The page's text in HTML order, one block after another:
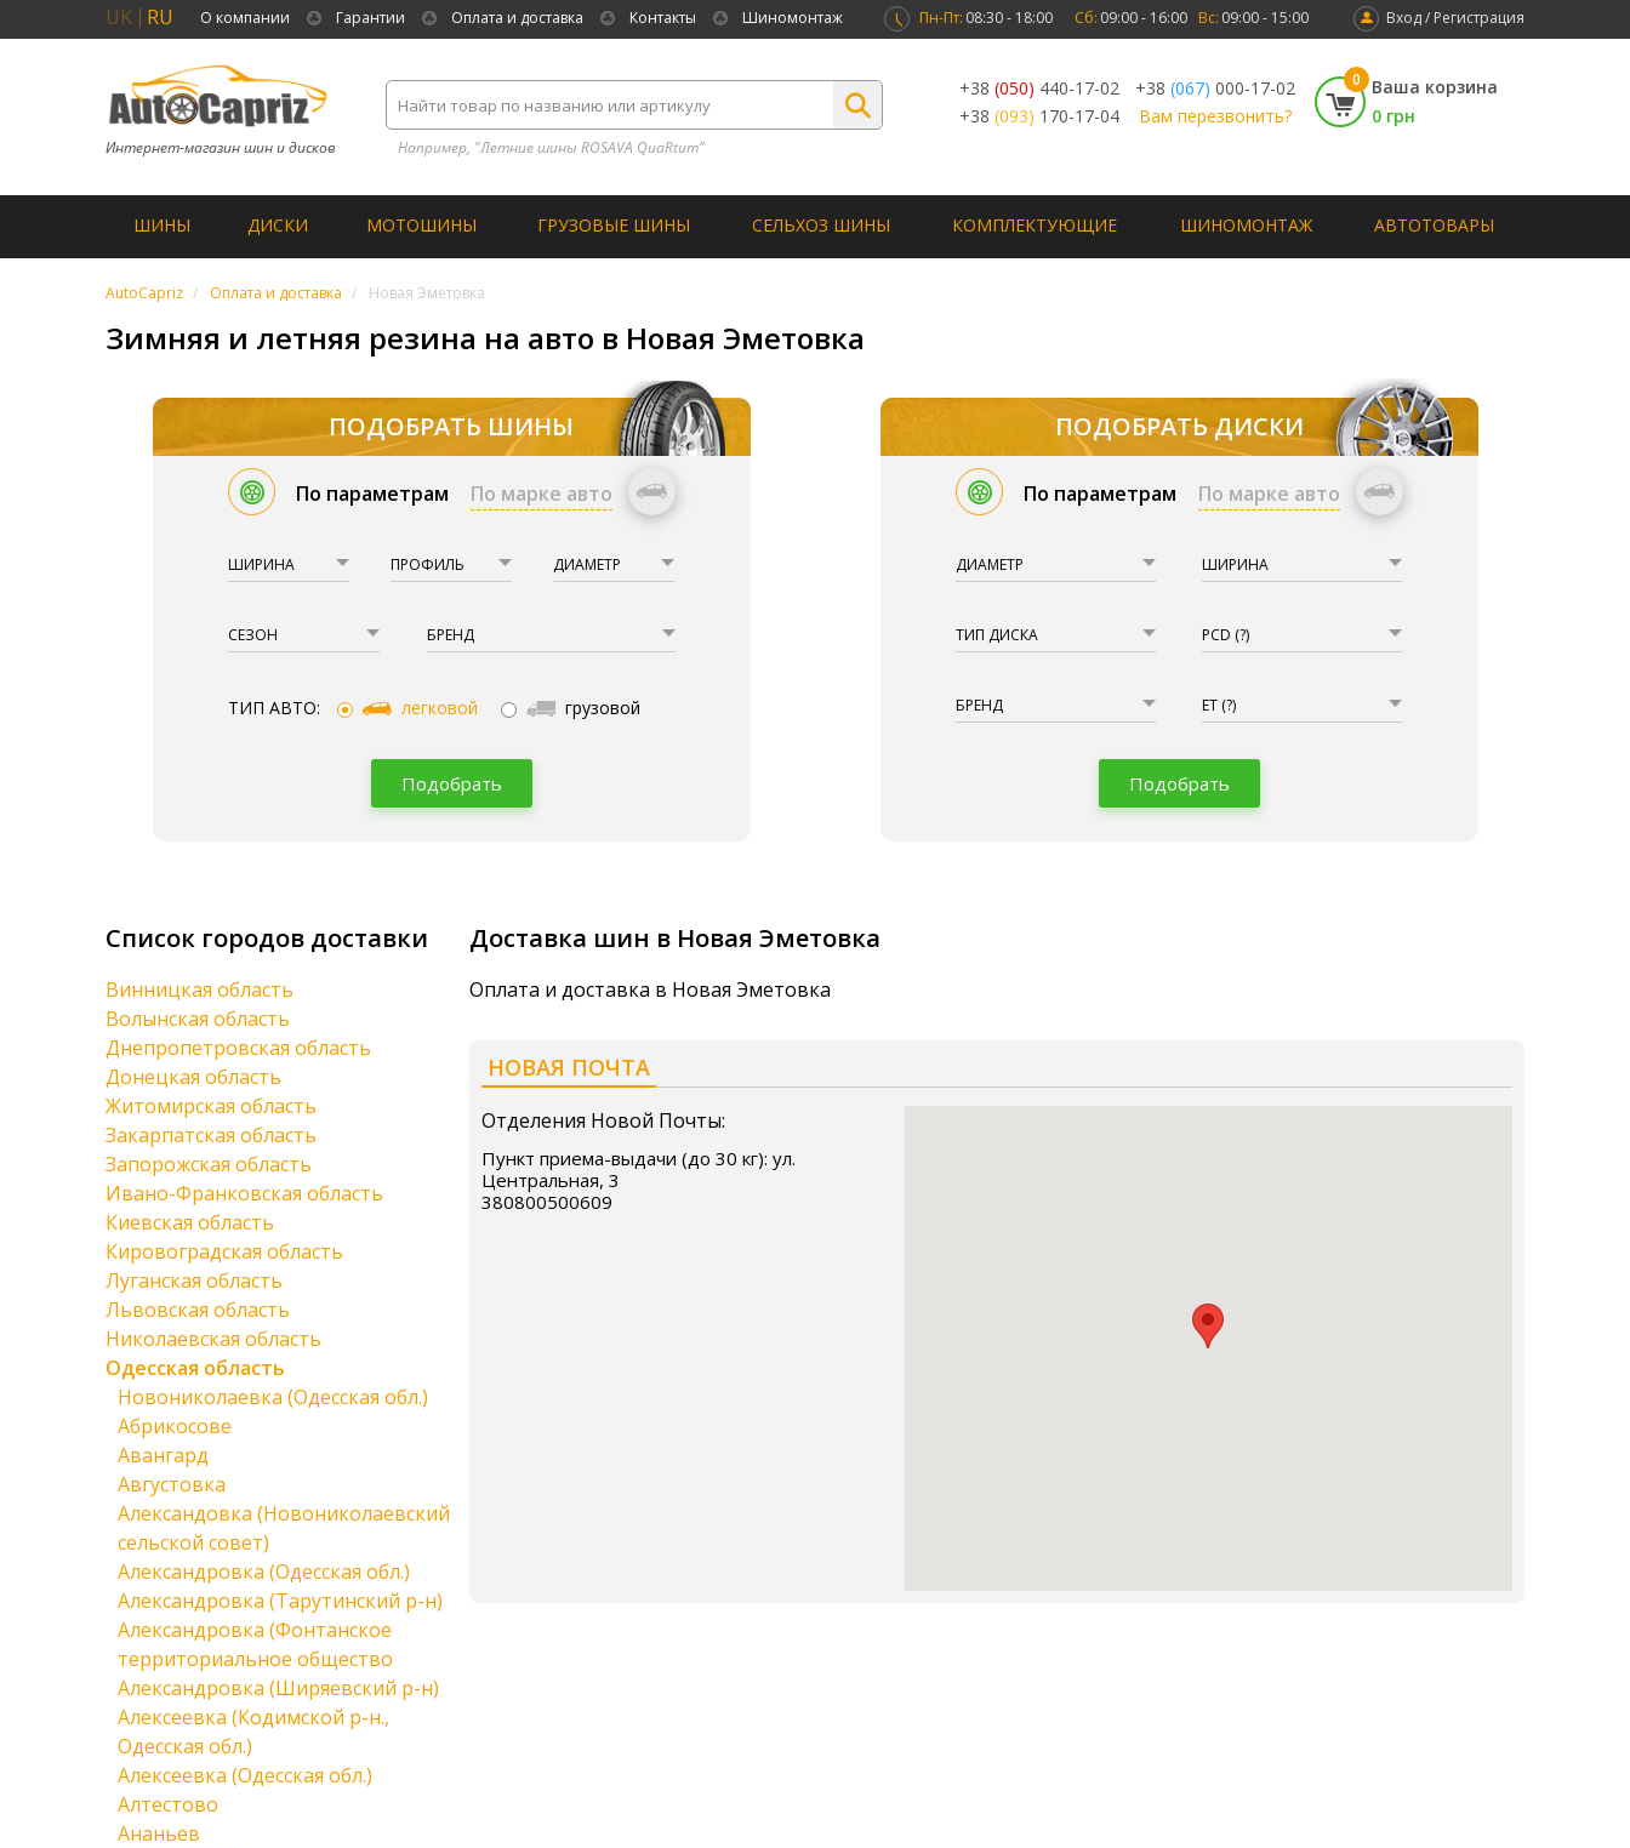
UK RU О компании Гарантии Оплата и доставка Контакты Шиномонтаж Вход / Регистрация
Пн-Пт: 08:30 - 18:00 Сб: 09:00 - 16:00 Вс: 09:00 - 15:00
Интернет-магазин шин и дисков Например, "Летние шины ROSAVA QuaRtum”
+38 (050) 440-17-02 +38 (067) 000-17-02
+38 (093) 170-17-04 Вам перезвонить?
0
Ваша корзина
0 грн
ШИНЫ ДИСКИ МОТОШИНЫ ГРУЗОВЫЕ ШИНЫ СЕЛЬХОЗ ШИНЫ КОМПЛЕКТУЮЩИЕ ШИНОМОНТАЖ АВТОТОВАРЫ
AutoCapriz Оплата и доставка Новая Эметовка
Зимняя и летняя резина на авто в Новая Эметовка
ПОДОБРАТЬ ШИНЫ
По параметрам По марке авто
ШИРИНА ПРОФИЛЬ ДИАМЕТР
СЕЗОН БРЕНД
ТИП АВТО: легковой грузовой
Подобрать
ПОДОБРАТЬ ДИСКИ
По параметрам По марке авто
ДИАМЕТР ШИРИНА
ТИП ДИСКА PCD (?)
БРЕНД ET (?)
Подобрать
Доставка шин в Новая Эметовка
Оплата и доставка в Новая Эметовка
НОВАЯ ПОЧТА
Отделения Новой Почты:
Пункт приема-выдачи (до 30 кг): ул.
Центральная, 3
380800500609
Список городов доставки
Винницкая область
Волынская область
Днепропетровская область
Донецкая область
Житомирская область
Закарпатская область
Запорожская область
Ивано-Франковская область
Киевская область
Кировоградская область
Луганская область
Львовская область
Николаевская область
Одесская область
Новониколаевка (Одесская обл.)
Абрикосове
Авангард
Августовка
Александовка (Новониколаевский
сельской совет)
Александровка (Одесская обл.)
Александровка (Тарутинский р-н)
Александровка (Фонтанское
территориальное общество
Александровка (Ширяевский р-н)
Алексеевка (Кодимской р-н.,
Одесская обл.)
Алексеевка (Одесская обл.)
Алтестово
Ананьев